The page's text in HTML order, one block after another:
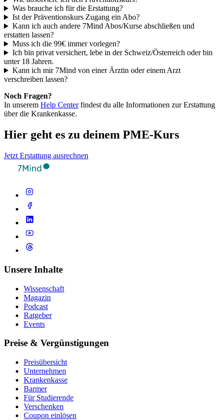
Was brauche ich für die Erstattung?
Ist der Präventionskurs Zugang ein Abo?
Kann ich auch andere 7Mind Abos/Kurse abschließen und
erstatten lassen?
Muss ich die 99€ immer vorlegen?
Ich bin privat versichert, lebe in der Schweiz/Österreich oder bin
unter 18 Jahren.
Kann ich mir 7Mind von einer Ärztin oder einem Arzt
verschreiben lassen?
Noch Fragen?
In unserem Help Centerfindest du alle Informationen zur Erstattung
über die Krankenkasse.
Hier geht es zu deinem PME-Kurs
Jetzt Erstattung ausrechnen
Unsere Inhalte
Wissenschaft
Magazin
Podcast
Ratgeber
Events
Preise & Vergünstigungen
Preisübersicht
Unternehmen
Krankenkasse
Barmer
Für Studierende
Ver­schen­ken
Coupon einlösen